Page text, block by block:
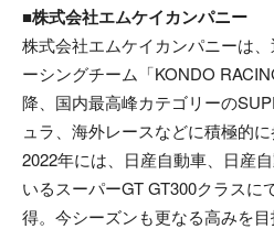
■株式会社エムケイカンパニー
株式会社エムケイカンパニーは
ーシングチーム「KONDO
降、国内最高峰カテゴリーの
ュラ、海外レースなどに積極的に
2022年には、日産自動車、日産
いるスーパーGT GT300クラスに
得。今シーズンも更なる高みを